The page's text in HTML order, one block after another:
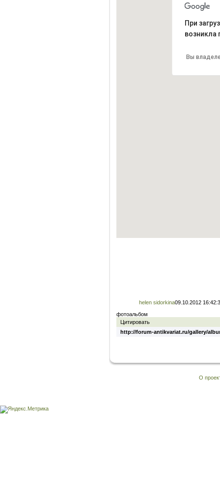
При
возникла
Вы
helen sidorkina09.10.2012
фотоальбом
Цитировать
http://forum-antikvariat.ru/gallery/
О